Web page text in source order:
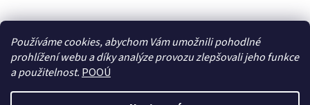
Používáme cookies, abychom Vám umožnili pohodlné
prohlížení webu a díky analýze provozu zlepšovali jeho funkce
a použitelnost. POOÚ
Sledovat na Instagramu